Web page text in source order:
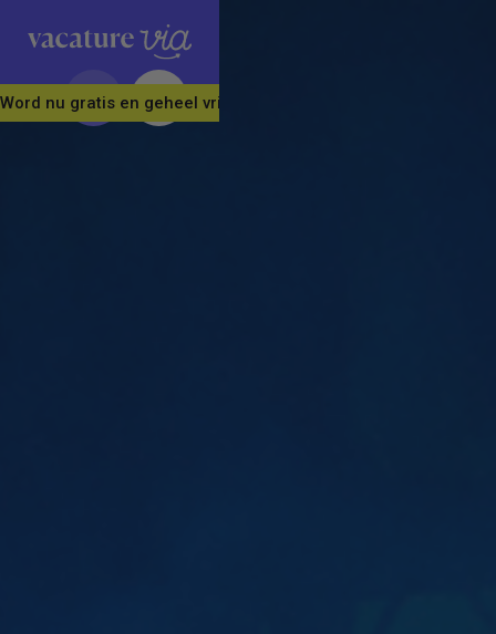
Word nu gratis en geheel vrijblijvend lid van ons Vacature Via